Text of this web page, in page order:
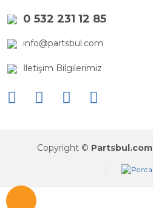
0 532 231 12 85
info@partsbul.com
İletişim Bilgilerimiz
Copyright © Partsbul.com